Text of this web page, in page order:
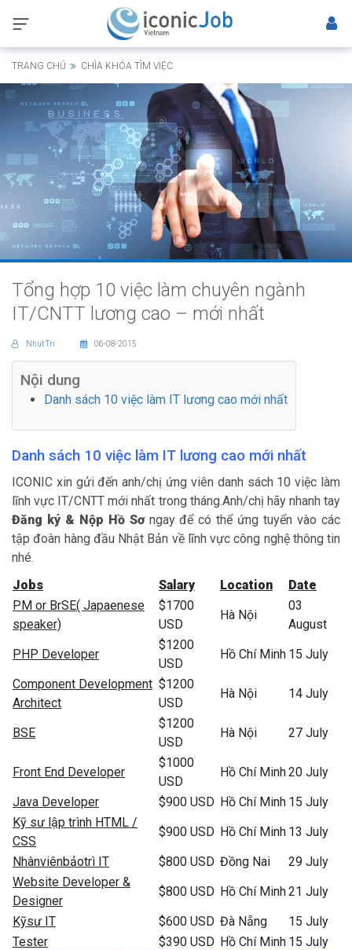
TRANG CHỦ CHÌA KHÓA TÌM VIỆC
Tổng hợp 10 việc làm chuyên ngành
IT/CNTT lương cao – mới nhất
Nhut Tri 06-08-2015
Nội dung
Danh sách 10 việc làm IT lương cao mới nhất
Danh sách 10 việc làm IT lương cao mới nhất
ICONIC xin gửi đến anh/chị ứng viên danh sách 10 việc làm
lĩnh vực IT/CNTT mới nhất trong tháng.Anh/chị hãy nhanh tay
Đăng ký & Nộp Hồ Sơ ngay để có thể ứng tuyển vào các
tập đoàn hàng đầu Nhật Bản về lĩnh vực công nghệ thông tin
nhé.
Jobs
Salary Location
Date
PM or BrSE( Japaenese
speaker)
$1700
USD
Hà Nội
03
August
PHP Developer
$1200
USD
Hồ Chí Minh 15 July
Component Development
Architect
$1200
USD
Hà Nội 14 July
BSE
$1200
USD
Hà Nội 27 July
Front End Developer
$1000
USD
Hồ Chí Minh20 July
Java Developer
$900 USD Hồ Chí Minh 15 July
Kỹ sư lập trình HTML /
CSS
$900 USD Hồ Chí Minh 13 July
Nhânviênbảotrì IT
$800 USD Đồng Nai
29 July
Website Developer &
Designer
$800 USD Hồ Chí Minh21 July
Kỹsư IT
$600 USD Đà Nẵng
15 July
Tester
$390 USD Hồ Chí Minh 15 July